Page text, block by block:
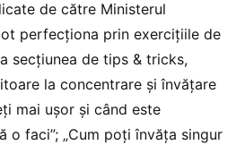
de către Ministerul
perfecționa prin exercițiile de
secțiunea de tips & tricks,
la concentrare și învățare
mai ușor și când este
o faci”; „Cum poți învăța singur